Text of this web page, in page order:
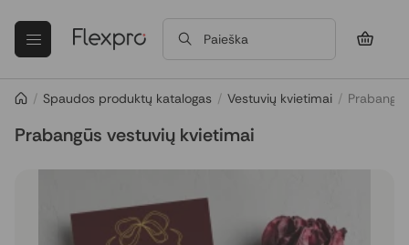
Paieška
/ Spaudos produktų katalogas / Vestuvių kvietimai /
Prabangūs vestuvių kvietimai